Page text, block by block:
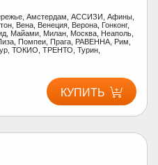
Амстердам, АССИЗИ, Афины,
Вена, Венеция, Верона, Гонконг,
Майами, Милан, Москва, Неаполь,
Помпеи, Прага, РАВЕННА, Рим,
ТОКИО, ТРЕНТО, Турин,
КУПИТЬ